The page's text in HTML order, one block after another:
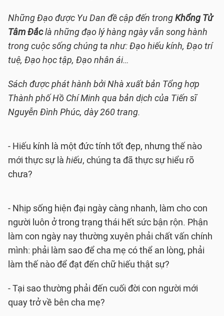
Những Đạo được Yu Dan đề cập đến trongKhổng Tử
Tâm Đắclà những đạo lý hàng ngày vẫn song hành
trong cuộc sống chúng ta như: Đạo hiếu kính, Đạo trí
tuệ, Đạo học tập, Đạo nhân ái…
Sách được phát hành bởi Nhà xuất bản Tổng hợp
Thành phố Hồ Chí Minh qua bản dịch của Tiến sĩ
Nguyễn Đình Phúc, dày 260 trang.
- Hiếu kính là một đức tính tốt đẹp, nhưng thế nào
mới thực sự là hiếu, chúng ta đã thực sự hiểu rõ
chưa?
- Nhịp sống hiện đại ngày càng nhanh, làm cho con
người luôn ở trong trạng thái hết sức bận rộn. Phận
làm con ngày nay thường xuyên phải chất vấn chính
mình: phải làm sao để cha mẹ có thể an lòng, phải
làm thế nào để đạt đến chữ hiếu thật sự?
- Tại sao thường phải đến cuối đời con người mới
quay trở về bên cha mẹ?